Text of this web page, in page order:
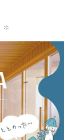
、チベット仏
、「“東洋哲
体験”という形...